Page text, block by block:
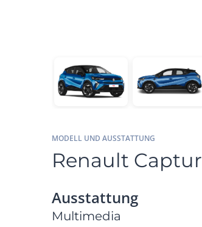
MODELL UND AUSSTATTUNG
Renault Captur
Ausstattung
Multimedia